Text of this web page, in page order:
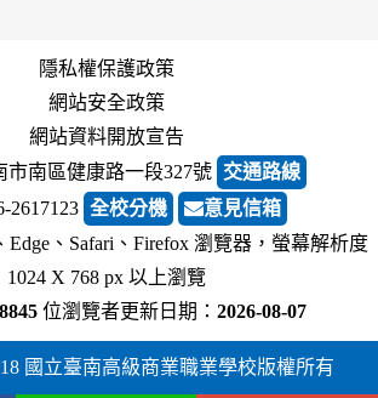
隱私權保護政策
網站安全政策
網站資料開放宣告
市南區健康路一段327號 交通路線
2617123 全校分機
意見信箱
Edge、Safari、Firefox 瀏覽器，螢幕解析度
1024 X 768 px 以上瀏覽
位瀏覽者更新日期： 2026-08-07
國立臺南高級商業職業學校版權所有